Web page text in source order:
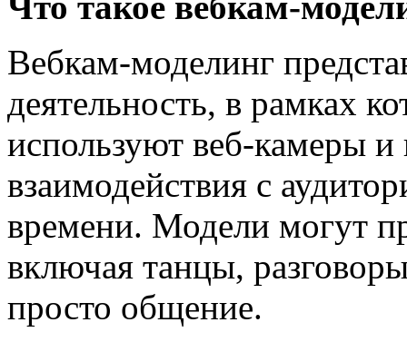
Вебкам-моделинг
деятельность, в рамках
используют веб-камеры
взаимодействия с
времени. Модели могут
включая танцы,
просто общение.